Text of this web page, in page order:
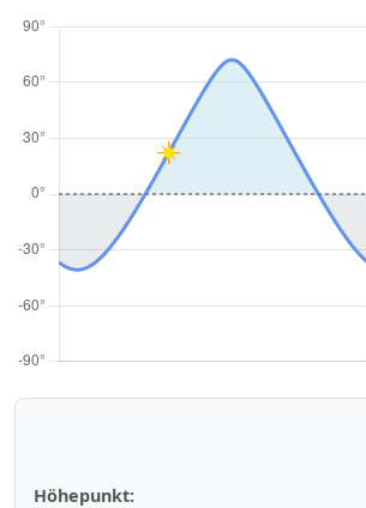
Höhepunkt: